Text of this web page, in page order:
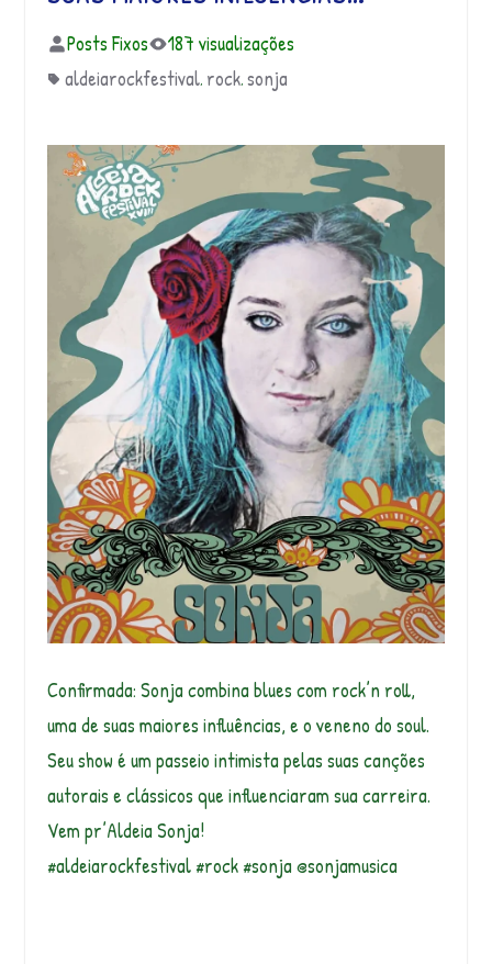
Posts Fixos
187 visualizações
aldeiarockfestival, rock, sonja
Confirmada: Sonja combina blues com rock’n roll,
uma de suas maiores influências, e o veneno do soul.
Seu show é um passeio intimista pelas suas canções
autorais e clássicos que influenciaram sua carreira.
Vem pr’Aldeia Sonja!
#aldeiarockfestival #rock #sonja @sonjamusica